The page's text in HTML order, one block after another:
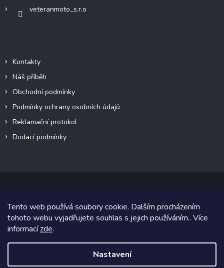
Tento web používá soubory cookie. Dalším procházením
tohoto webu vyjadřujete souhlas s jejich používáním.. Více
informacízde.
Nastavení
veteranmoto_s.r.o
Kontakty
Náš příběh
Obchodní podmínky
Podmínky ochrany osobních údajů
Reklamační protokol
Dodací podmínky
Copyright 2026VeteránMoto s.r.o.. Všechna práva vyhrazena.
Grafický návrh vytvořil a na Shoptet implementoval
Shoptetak.cz.